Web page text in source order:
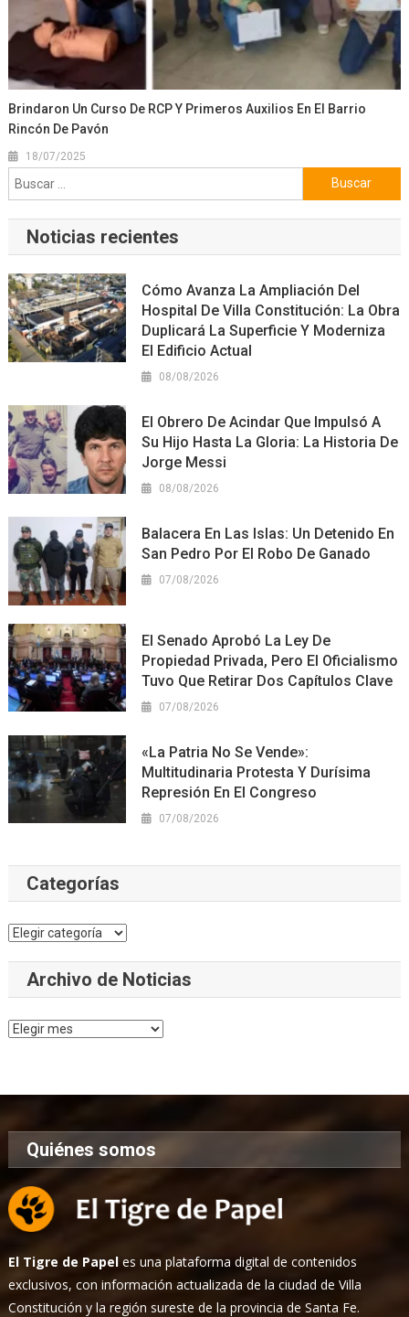
Brindaron Un Curso De RCP Y Primeros Auxilios En El Barrio
Rincón De Pavón
18/07/2025
Buscar:
Noticias recientes
Cómo Avanza La Ampliación Del
Hospital De Villa Constitución: La Obra
Duplicará La Superficie Y Moderniza
El Edificio Actual
08/08/2026
El Obrero De Acindar Que Impulsó A
Su Hijo Hasta La Gloria: La Historia De
Jorge Messi
08/08/2026
Balacera En Las Islas: Un Detenido En
San Pedro Por El Robo De Ganado
07/08/2026
El Senado Aprobó La Ley De
Propiedad Privada, Pero El Oficialismo
Tuvo Que Retirar Dos Capítulos Clave
07/08/2026
«La Patria No Se Vende»:
Multitudinaria Protesta Y Durísima
Represión En El Congreso
07/08/2026
Categorías
Categorías
Archivo de Noticias
Archivo
Quiénes somos
El Tigre de Papel es una plataforma digital de contenidos
exclusivos, con información actualizada de la ciudad de Villa
Constitución y la región sureste de la provincia de Santa Fe.